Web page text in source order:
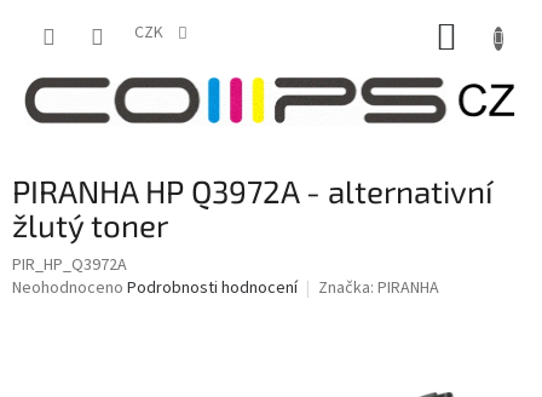
CZK
PIRANHA HP Q3972A - alternativní
žlutý toner
PIR_HP_Q3972A
Průměrné
Neohodnoceno Podrobnosti hodnocení Značka: PIRANHA